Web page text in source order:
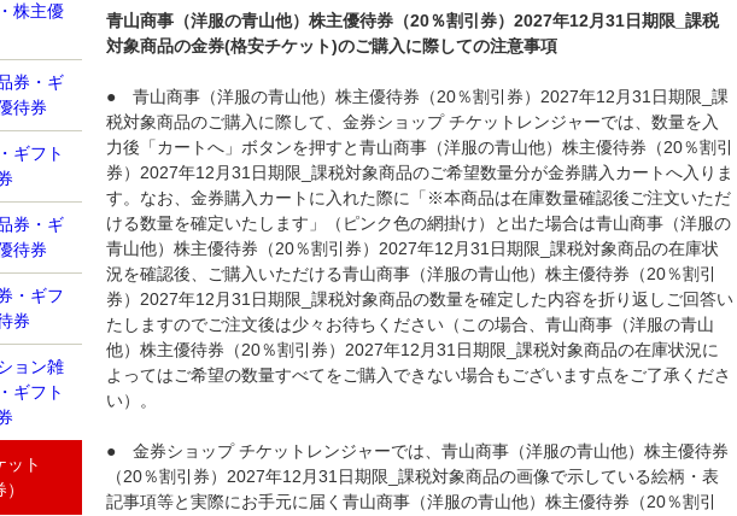
青山商事（洋服の青山他）株主優待券（20％割引券）2027年12月31日期限_課税
対象商品の金券(格安チケット)のご購入に際しての注意事項
● 青山商事（洋服の青山他）株主優待券（20％割引券）2027年12月31日期限_課
税対象商品のご購入に際して、金券ショップ チケットレンジャーでは、数量を入
力後「カートへ」ボタンを押すと青山商事（洋服の青山他）株主優待券（20％割引
券）2027年12月31日期限_課税対象商品のご希望数量分が金券購入カートへ入りま
す。なお、金券購入カートに入れた際に「※本商品は在庫数量確認後ご注文いただ
ける数量を確定いたします」（ピンク色の網掛け）と出た場合は青山商事（洋服の
青山他）株主優待券（20％割引券）2027年12月31日期限_課税対象商品の在庫状
況を確認後、ご購入いただける青山商事（洋服の青山他）株主優待券（20％割引
券）2027年12月31日期限_課税対象商品の数量を確定した内容を折り返しご回答い
たしますのでご注文後は少々お待ちください（この場合、青山商事（洋服の青山
他）株主優待券（20％割引券）2027年12月31日期限_課税対象商品の在庫状況に
よってはご希望の数量すべてをご購入できない場合もございます点をご了承くださ
い）。
● 金券ショップ チケットレンジャーでは、青山商事（洋服の青山他）株主優待券
（20％割引券）2027年12月31日期限_課税対象商品の画像で示している絵柄・表
記事項等と実際にお手元に届く青山商事（洋服の青山他）株主優待券（20％割引
株主優
券・ギ
待券
ギフト
券・ギ
待券
・ギフ
券
ョン雑
ギフト
ット